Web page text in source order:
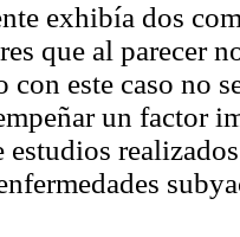
exhibía dos
que al parecer
con este caso no
un factor
estudios